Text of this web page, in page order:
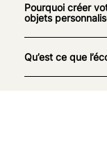
Pourquoi créer
objets
Qu’est ce que